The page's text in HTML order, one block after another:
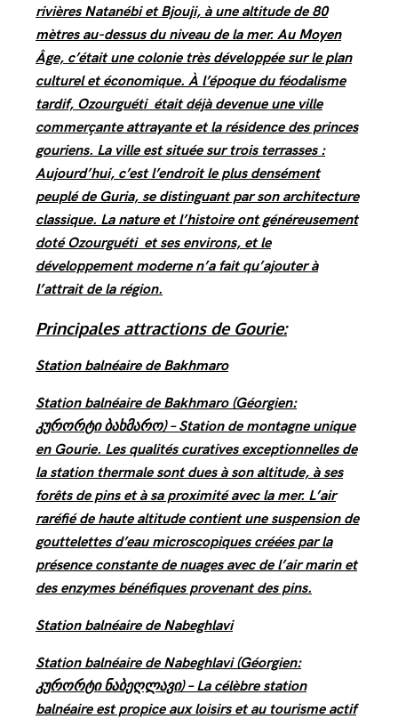
rivières Natanébi et Bjouji, à une altitude de 80
mètres au-dessus du niveau de la mer. Au Moyen
Âge, c’était une colonie très développée sur le plan
culturel et économique. À l’époque du féodalisme
tardif, Ozourguéti était déjà devenue une ville
commerçante attrayante et la résidence des princes
gouriens. La ville est située sur trois terrasses :
Aujourd’hui, c’est l’endroit le plus densément
peuplé de Guria, se distinguant par son architecture
classique. La nature et l’histoire ont généreusement
doté Ozourguéti et ses environs, et le
développement moderne n’a fait qu’ajouter à
l’attrait de la région.
Principales attractions de Gourie:
Station balnéaire de Bakhmaro
Station balnéaire de Bakhmaro (Géorgien:
კურორტი ბახმარო) – Station de montagne unique
en Gourie. Les qualités curatives exceptionnelles de
la station thermale sont dues à son altitude, à ses
forêts de pins et à sa proximité avec la mer. L’air
raréfié de haute altitude contient une suspension de
gouttelettes d’eau microscopiques créées par la
présence constante de nuages ​​​​avec de l’air marin et
des enzymes bénéfiques provenant des pins.
Station balnéaire de Nabeghlavi
Station balnéaire de Nabeghlavi (Géorgien:
კურორტი ნაბეღლავი) – La célèbre station
balnéaire est propice aux loisirs et au tourisme actif